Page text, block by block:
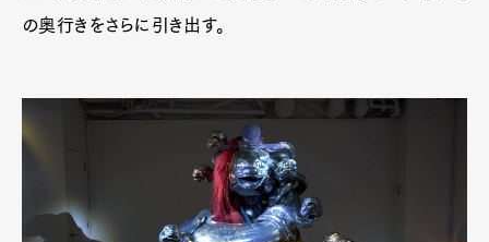
の奥行きをさらに引き出す。